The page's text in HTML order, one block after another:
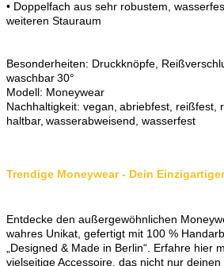
• Doppelfach aus sehr robustem,
weiteren Stauraum
Besonderheiten: Druckknöpfe,
waschbar 30°
Modell: Moneywear
Nachhaltigkeit: vegan, abriebfest, reißfest,
haltbar, wasserabweisend, wasserfest
Trendige Moneywear - Dein
Entdecke den außergewöhnlichen
wahres Unikat, gefertigt mit 100 %
„Designed & Made in Berlin“. Erfahre hier
vielseitige Accessoire, das nicht nur